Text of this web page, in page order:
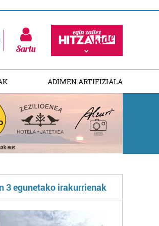
Sartu
ADIMEN ARTIFIZIALA
3 egunetako irakurrienak